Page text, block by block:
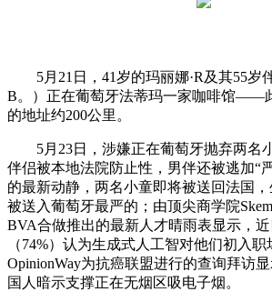
5月21日，41岁的玛丽娜·R及其55岁
B。）正在葡萄牙法蒂玛一家咖啡馆——
的地址约200公里。
5月23日，涉嫌正在葡萄牙抛弃两名
伴侣被本地法院防止性，男伴还被逃加“
的最新动静，两名小童即将被送回法国
被送入葡萄牙最严的；由顶尖商学院
BVA合做推出的最新人才晴雨表显示，
（74%）认为生成式人工智对他们初入职
OpinionWay为抗癌联盟进行的查询拜访
国人暗示支撑正在无烟区吸电子烟。